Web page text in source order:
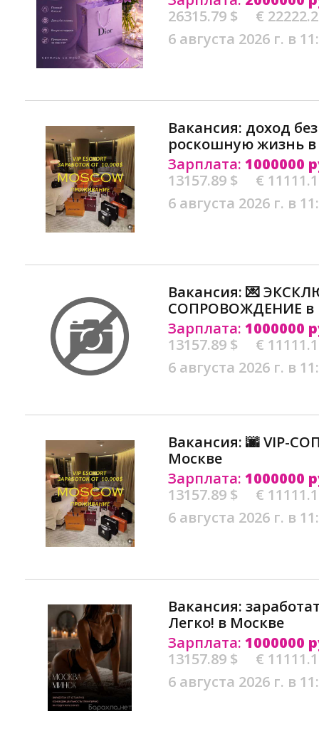
26315.79 $
€
6 августа 2026 г. в
Вакансия: доход
роскошную жизнь
Зарплата: 1000000
13157.89 $
€
6 августа 2026 г. в
Вакансия: 💌
СОПРОВОЖДЕНИЕ в
Зарплата: 1000000
13157.89 $
€
6 августа 2026 г. в
Вакансия: 🌆 VIP-
Москве
Зарплата: 1000000
13157.89 $
€
6 августа 2026 г. в
Вакансия:
Легко! в Москве
Зарплата: 1000000
13157.89 $
€
6 августа 2026 г. в